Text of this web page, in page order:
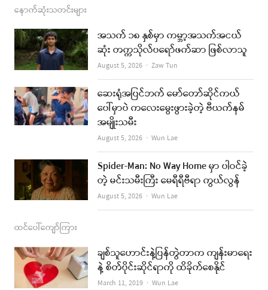
c
e
b
o
o
k
s
t
a
g
r
a
m
s
t
u
b
i
l
နောက်ဆုံးသတင်းများ
အသက် ၁၈ နှစ်မှာ ကမ္ဘာ့အသက်အငယ်
ဆုံး တက္ကသိုလ်ပရော်ဖက်ဆာ ဖြစ်လာသူ
August 5, 2026 Author
Zaw Tun
ဆေးရုံအပြင်ဘက် မော်တော်ဆိုင်ကယ်
ပေါ်မှာပဲ ကလေးမွေးဖွားခဲ့တဲ့ ဗီယက်နမ်
အမျိုးသမီး
August 5, 2026 Author
Wun Lae
Spider-Man: No Way Home မှာ ပါဝင်ခဲ့
တဲ့ မင်းသမီးကြီး မေရီရီဗီရာ ကွယ်လွန်
August 5, 2026 Author
Wun Lae
ထင်ပေါ်ကျော်ကြား
ချစ်သူဟောင်းနဲ့ပြန်တွဲတာက ကျန်းမာရေး
နဲ့ စိတ်ပိုင်းဆိုင်ရာကို ထိခိုက်စေနိုင်
March 11, 2019 Author
Wun Lae